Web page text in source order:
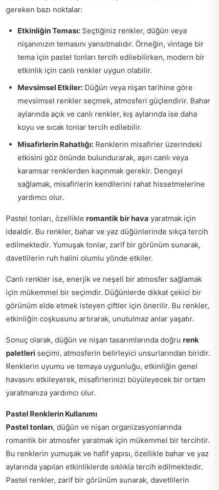
gereken bazı noktalar:
Etkinliğin Teması: Seçtiğiniz renkler, düğün veya
nişanınızın temasını yansıtmalıdır. Örneğin, vintage bir
tema için pastel tonları tercih edilebilirken, modern bir
etkinlik için canlı renkler uygun olabilir.
Mevsimsel Etkiler: Düğün veya nişan tarihine göre
mevsimsel renkler seçmek, atmosferi güçlendirir. Bahar
aylarında açık ve canlı renkler, kış aylarında ise daha
koyu ve sıcak tonlar tercih edilebilir.
Misafirlerin Rahatlığı: Renklerin misafirler üzerindeki
etkisini göz önünde bulundurarak, aşırı canlı veya
karamsar renklerden kaçınmak gerekir. Dengeyi
sağlamak, misafirlerin kendilerini rahat hissetmelerine
yardımcı olur.
Pastel tonları, özellikle romantik bir hava yaratmak için
idealdir. Bu renkler, bahar ve yaz düğünlerinde sıkça tercih
edilmektedir. Yumuşak tonlar, zarif bir görünüm sunarak,
davetlilerin ruh halini olumlu yönde etkiler.
Canlı renkler ise, enerjik ve neşeli bir atmosfer sağlamak
için mükemmel bir seçimdir. Düğünlerde dikkat çekici bir
görünüm elde etmek isteyen çiftler için önerilir. Bu renkler,
etkinliğin coşkusunu artırarak, unutulmaz anlar yaşatır.
Sonuç olarak, düğün ve nişan tasarımlarında doğru renk
paletleri seçimi, atmosferin belirleyici unsurlarından biridir.
Renklerin uyumu ve temaya uygunluğu, etkinliğin genel
havasını etkileyerek, misafirlerinizi büyüleyecek bir ortam
yaratmanıza yardımcı olur.
Pastel Renklerin Kullanımı
Pastel tonları, düğün ve nişan organizasyonlarında
romantik bir atmosfer yaratmak için mükemmel bir tercihtir.
Bu renklerin yumuşak ve hafif yapısı, özellikle bahar ve yaz
aylarında yapılan etkinliklerde sıklıkla tercih edilmektedir.
Pastel renkler, zarif bir görünüm sunarak, davetlilerin